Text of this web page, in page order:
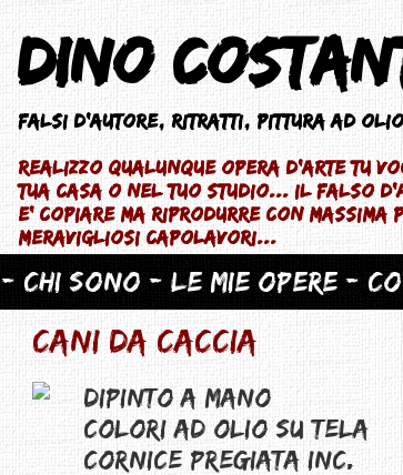
Dino
Falsi d'autore, ritratti, pittura ad
Realizzo qualunque opera d'arte tu
tua casa o nel tuo studio... il falso
e' copiare ma riprodurre con massima
meravigliosi capolavori...
- Chi sono - Le mie opere -
CANI DA CACCIA
Dipinto a mano
Colori ad Olio su tela
Cornice pregiata inc.